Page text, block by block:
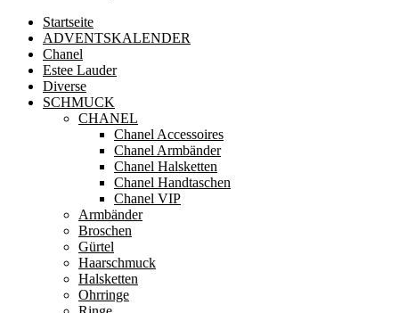
Startseite
ADVENTSKALENDER
Chanel
Estee Lauder
Diverse
SCHMUCK
CHANEL
Chanel Accessoires
Chanel Armbänder
Chanel Halsketten
Chanel Handtaschen
Chanel VIP
Armbänder
Broschen
Gürtel
Haarschmuck
Halsketten
Ohrringe